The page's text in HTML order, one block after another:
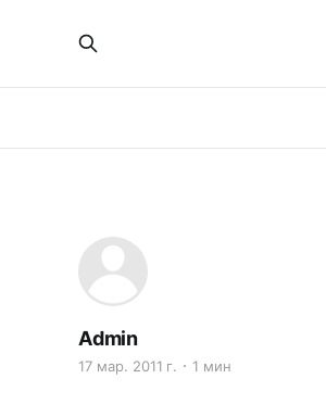
Admin
17 мар. 2011 г. 1 мин